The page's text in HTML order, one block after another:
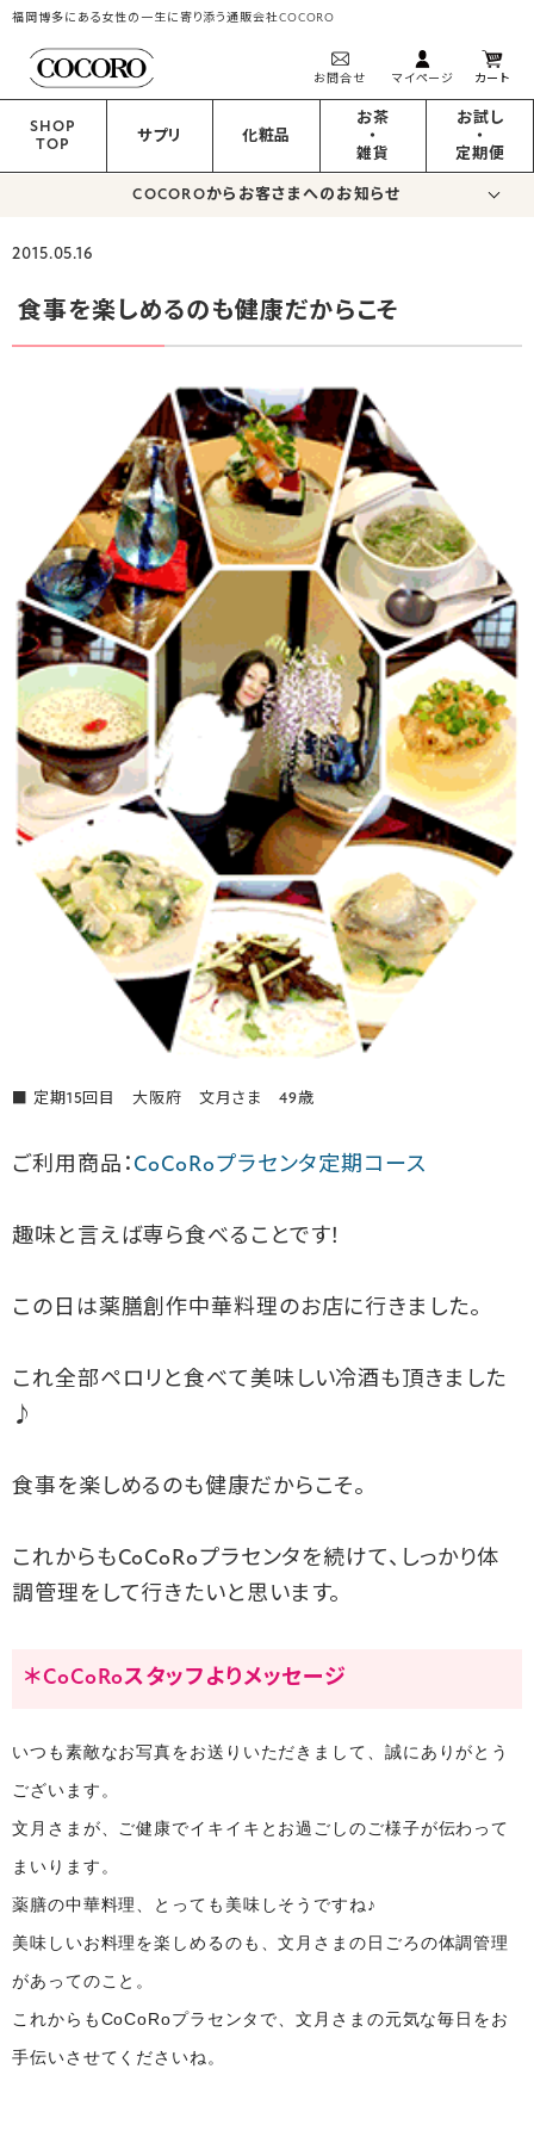
福岡博多にある女性の一生に寄り添う通販会社COCORO
お問合せ マイページ カート
SHOP
TOP
サプリ 化粧品
お茶
・
雑貨
お試し
・
定期便
COCOROからお客さまへのお知らせ
2015.05.16
食事を楽しめるのも健康だからこそ
■ 定期15回目 大阪府 文月さま 49歳
ご利用商品： CoCoRoプラセンタ定期コース
趣味と言えば専ら食べることです！
この日は薬膳創作中華料理のお店に行きました。
これ全部ペロリと食べて美味しい冷酒も頂きました
♪
食事を楽しめるのも健康だからこそ。
これからもCoCoRoプラセンタを続けて、しっかり体
調管理をして行きたいと思います。
＊CoCoRoスタッフよりメッセージ
いつも素敵なお写真をお送りいただきまして、誠にありがとう
ございます。
文月さまが、ご健康でイキイキとお過ごしのご様子が伝わって
まいります。
薬膳の中華料理、とっても美味しそうですね♪
美味しいお料理を楽しめるのも、文月さまの日ごろの体調管理
があってのこと。
これからもCoCoRoプラセンタで、文月さまの元気な毎日をお
手伝いさせてくださいね。